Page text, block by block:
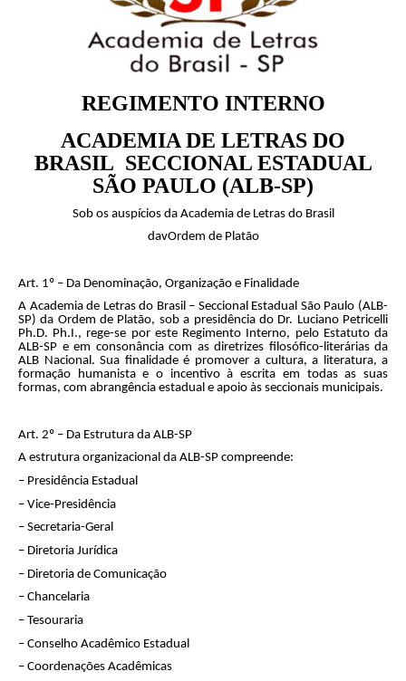
REGIMENTO INTERNO
ACADEMIA DE LETRAS DO
BRASIL SECCIONAL ESTADUAL
SÃO PAULO (ALB-SP)
Sob os auspícios da Academia de Letras do Brasil
davOrdem de Platão
Art. 1º – Da Denominação, Organização e Finalidade
A Academia de Letras do Brasil – Seccional Estadual São Paulo (ALB-
SP) da Ordem de Platão, sob a presidência do Dr. Luciano Petricelli
Ph.D. Ph.I., rege-se por este Regimento Interno, pelo Estatuto da
ALB-SP e em consonância com as diretrizes filosófico-literárias da
ALB Nacional. Sua finalidade é promover a cultura, a literatura, a
formação humanista e o incentivo à escrita em todas as suas
formas, com abrangência estadual e apoio às seccionais municipais.
Art. 2º – Da Estrutura da ALB-SP
A estrutura organizacional da ALB-SP compreende:
– Presidência Estadual
– Vice-Presidência
– Secretaria-Geral
– Diretoria Jurídica
– Diretoria de Comunicação
– Chancelaria
– Tesouraria
– Conselho Acadêmico Estadual
– Coordenações Acadêmicas